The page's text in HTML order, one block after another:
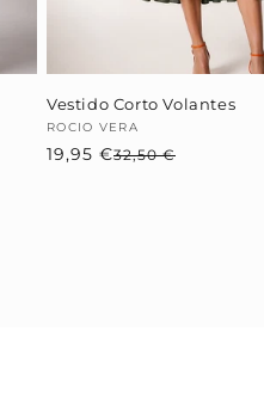
Vestido Corto Volantes
Proveedor:
ROCIO VERA
32,50 €
19,95 €